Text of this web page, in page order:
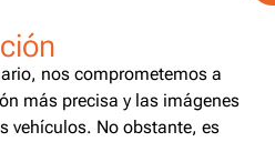
nos comprometemos a
más precisa y las imágenes
vehículos. No obstante, es